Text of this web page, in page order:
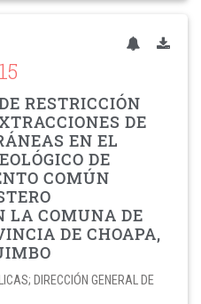
RESTRICCIÓN
DE
EN EL
DE
COMÚN
LA COMUNA DE
DE CHOAPA,
DIRECCIÓN GENERAL DE